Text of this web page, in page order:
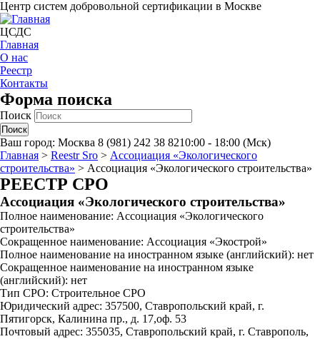
Центр систем добровольной сертификации в Москве
ЦСДС
Главная
О нас
Реестр
Контакты
Форма поиска
Поиск
Ваш город: Москва 8 (981) 242 38 8210:00 - 18:00 (Мск)
Главная > Reestr Sro > Ассоциация «Экологического
строительства» > Ассоциация «Экологического строительства»
РЕЕСТР СРО
Ассоциация «Экологического строительства»
Полное наименование: Ассоциация «Экологического
строительства»
Сокращенное наименование: Ассоциация «Экострой»
Полное наименование на иностранном языке (английский): нет
Сокращенное наименование на иностранном языке
(английский): нет
Тип СРО: Строительное СРО
Юридический адрес: 357500, Ставропольский край, г.
Пятигорск, Калинина пр., д. 17,оф. 53
Почтовый адрес: 355035, Ставропольский край, г. Ставрополь,